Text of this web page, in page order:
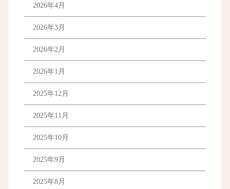
2026年4月
2026年3月
2026年2月
2026年1月
2025年12月
2025年11月
2025年10月
2025年9月
2025年8月